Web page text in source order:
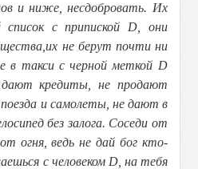
и ниже, несдобровать. Их
с припиской D, они
не берут почти ни
в такси с черной меткой D
дают кредиты, не продают
и самолеты, не дают в
без залога. Соседи от
огня, ведь не дай бог кто-
с человеком D, на тебя